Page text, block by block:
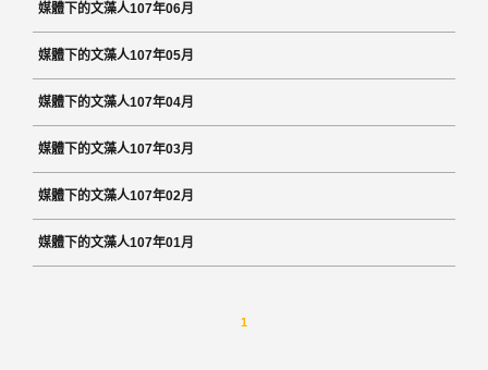
媒體下的文藻人107年06月
媒體下的文藻人107年05月
媒體下的文藻人107年04月
媒體下的文藻人107年03月
媒體下的文藻人107年02月
媒體下的文藻人107年01月
1